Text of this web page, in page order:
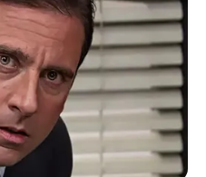
Staaten
mit
schließlich die
so wie sie noch bis in die
sind.
ist das
ursprünglich einem Krieger